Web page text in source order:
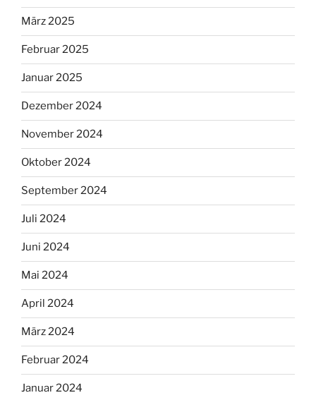
März 2025
Februar 2025
Januar 2025
Dezember 2024
November 2024
Oktober 2024
September 2024
Juli 2024
Juni 2024
Mai 2024
April 2024
März 2024
Februar 2024
Januar 2024